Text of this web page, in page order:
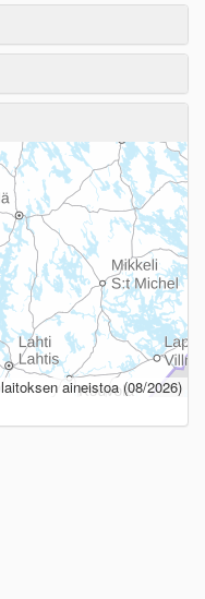
aineistoa (08/2026)